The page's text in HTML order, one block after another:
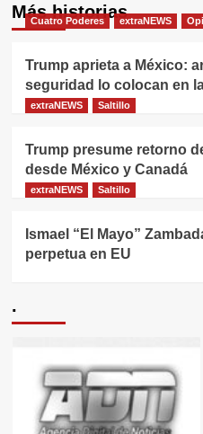
Más historias
Cuatro Poderes extraNEWS
Trump aprieta a México:
seguridad lo colocan en
extraNEWS Saltillo
Trump presume retorno
desde México y Canadá
extraNEWS Saltillo
Ismael “El Mayo”
perpetua en EU
.